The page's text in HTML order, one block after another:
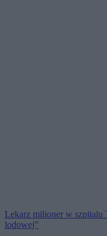
Lekarz milioner w szpitalu
lodowej”